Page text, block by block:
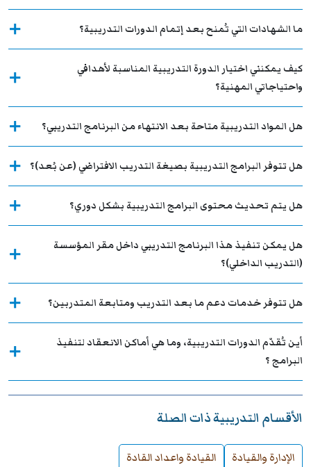
ما الشهادات التي تُمنح بعد إتمام الدورات التدريبية؟
كيف يمكنني اختيار الدورة التدريبية المناسبة لأهدافي
واحتياجاتي المهنية؟
هل المواد التدريبية متاحة بعد الانتهاء من البرنامج التدريبي؟
هل تتوفر البرامج التدريبية بصيغة التدريب الافتراضي (عن بُعد)؟
هل يتم تحديث محتوى البرامج التدريبية بشكل دوري؟
هل يمكن تنفيذ هذا البرنامج التدريبي داخل مقر المؤسسة
(التدريب الداخلي)؟
هل تتوفر خدمات دعم ما بعد التدريب ومتابعة المتدربين؟
أين تُقدّم الدورات التدريبية، وما هي أماكن الانعقاد لتنفيذ
البرامج ؟
الأقسام التدريبية ذات الصلة
الإدارة والقيادة القيادة واعداد القادة